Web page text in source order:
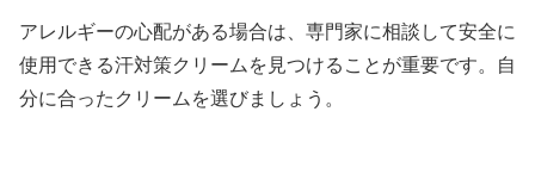
アレルギーの心配がある場合は、専門家に相談して安全に
使用できる汗対策クリームを見つけることが重要です。自
分に合ったクリームを選びましょう。